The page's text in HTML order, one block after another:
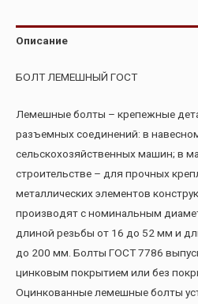
Описание
БОЛТ ЛЕМЕШНЫЙ ГОСТ
Лемешные болты – крепежные
разъемных соединений: в
сельскохозяйственных машин; в
строительстве – для прочных
металлических элементов
производят с номинальным
длиной резьбы от 16 до 52 мм и
до 200 мм. Болты ГОСТ 7786
цинковым покрытием или без
Оцинкованные лемешные болты